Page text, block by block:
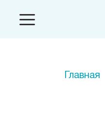
Главная